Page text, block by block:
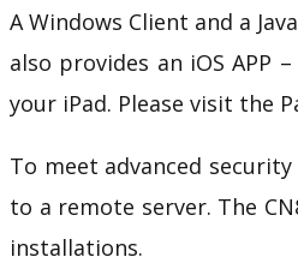
A Windows Client and a
also provides an iOS APP –
your iPad. Please visit the
To meet advanced security
to a remote server. The
installations.